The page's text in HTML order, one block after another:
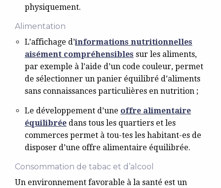
physiquement.
Alimentation
L’affichage d’informations nutritionnelles
aisément compréhensibles sur les aliments,
par exemple à l’aide d’un code couleur, permet
de sélectionner un panier équilibré d’aliments
sans connaissances particulières en nutrition ;
Le développement d’une offre alimentaire
équilibrée dans tous les quartiers et les
commerces permet à tou-tes les habitant-es de
disposer d’une offre alimentaire équilibrée.
Consommation de tabac et d’alcool
Un environnement favorable à la santé est un